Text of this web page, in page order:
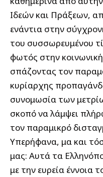
Ιδεών και Πράξεων,
ενάντια στην
του συσσωρευμένου
φωτός στην
σπάζοντας τον
κυρίαρχης
συνομωσία των
σκοπό να λάμψει
τον παραμικρό
Υπερήφανα, μα και
μας: Αυτά τα
με την ευρεία έννοια